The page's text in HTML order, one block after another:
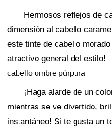
Hermosos reflejos de
dimensión al cabello
este tinte de cabello
atractivo general del estilo!
cabello ombre púrpura
¡Haga alarde de un
mientras se ve divertido,
instantáneo! Si te gusta un